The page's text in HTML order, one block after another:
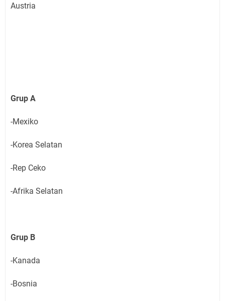
Austria
Grup A
-Mexiko
-Korea Selatan
-Rep Ceko
-Afrika Selatan
Grup B
-Kanada
-Bosnia